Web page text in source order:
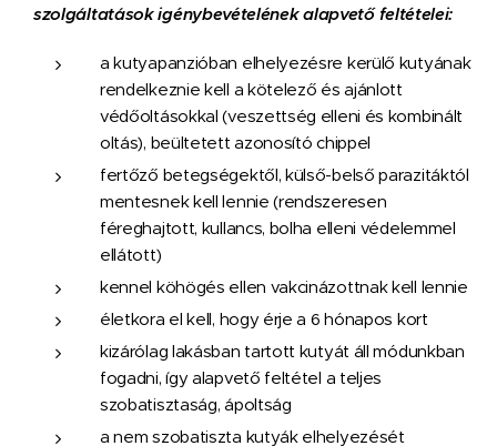
szolgáltatások igénybevételének alapvető feltételei:
a kutyapanzióban elhelyezésre kerülő kutyának
rendelkeznie kell a kötelező és ajánlott
védőoltásokkal (veszettség elleni és kombinált
oltás), beültetett azonosító chippel
fertőző betegségektől, külső-belső parazitáktól
mentesnek kell lennie (rendszeresen
féreghajtott, kullancs, bolha elleni védelemmel
ellátott)
kennel köhögés ellen vakcinázottnak kell lennie
életkora el kell, hogy érje a 6 hónapos kort
kizárólag lakásban tartott kutyát áll módunkban
fogadni, így alapvető feltétel a teljes
szobatisztaság, ápoltság
a nem szobatiszta kutyák elhelyezését